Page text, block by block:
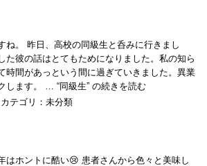
ね。 昨日、高校の同級生と呑みに行きまし
た彼の話はとてもためになりました。私の知ら
時間があっという間に過ぎていきました。異業
します。 … “同級生” の続きを読む
カテゴリ： 未分類
はホントに酷い😢 患者さんから色々と美味し